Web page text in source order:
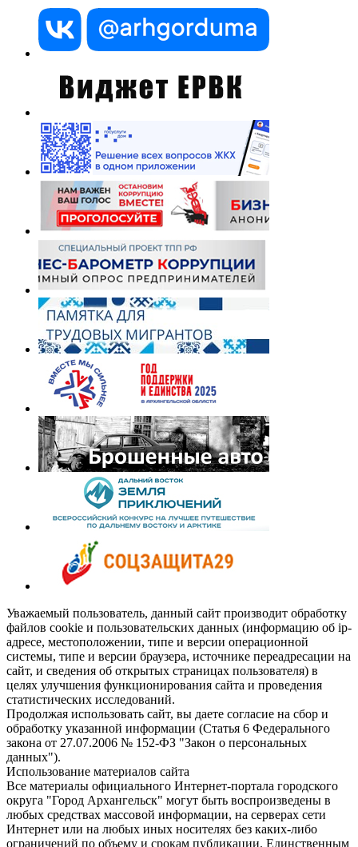
Уважаемый пользователь, данный сайт производит обработку
файлов cookie и пользовательских данных (информацию об ip-
адресе, местоположении, типе и версии операционной
системы, типе и версии браузера, источнике переадресации на
сайт, и сведения об открытых страницах пользователя) в
целях улучшения функционирования сайта и проведения
статистических исследований.
Продолжая использовать сайт, вы даете согласие на сбор и
обработку указанной информации (Статья 6 Федерального
закона от 27.07.2006 № 152-ФЗ "Закон о персональных
данных").
Использование материалов сайта
Все материалы официального Интернет-портала городского
округа "Город Архангельск" могут быть воспроизведены в
любых средствах массовой информации, на серверах сети
Интернет или на любых иных носителях без каких-либо
ограничений по объему и срокам публикации. Единственным